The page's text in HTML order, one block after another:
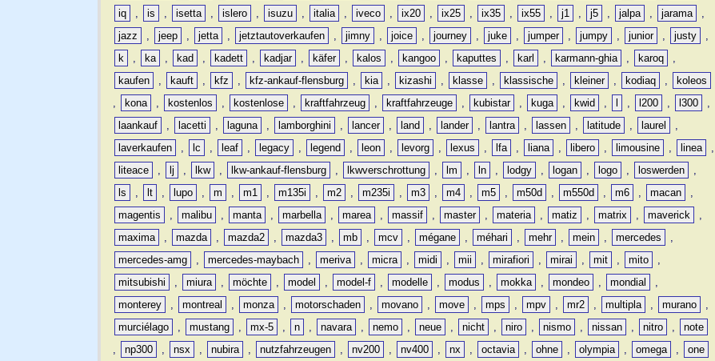
iq
, is , isetta , islero , isuzu , italia , iveco , ix20 , ix25 , ix35 , ix55 , j1 , j5 , jalpa , jarama
,
jazz
, jeep , jetta , jetztautoverkaufen , jimny , joice , journey , juke , jumper , jumpy , junior , justy
,
k
, ka , kad , kadett , kadjar , käfer , kalos , kangoo , kaputtes , karl , karmann-ghia , karoq
,
kaufen
, kauft , kfz , kfz-ankauf-flensburg , kia , kizashi , klasse , klassische , kleiner , kodiaq ,
koleos
,
kona , kostenlos , kostenlose , kraftfahrzeug , kraftfahrzeuge , kubistar , kuga , kwid , , l200 , l300
,
laankauf
, lacetti , laguna , lamborghini , lancer , land , lander , lantra , lassen , latitude , laurel
,
laverkaufen
, lc , leaf , legacy , legend , leon , levorg , lexus , lfa , liana , libero , limousine , linea
,
liteace
, lj , lkw , lkw-ankauf-flensburg , lkwverschrottung , lm , ln , lodgy , logan , logo , loswerden
,
ls
, lt , lupo , m , m1 , m135i , m2 , m235i , m3 , m4 , m5 , m50d , m550d , m6 , macan
,
magentis
, malibu , manta , marbella , marea , massif , master , materia , matiz , matrix , maverick
,
maxima
, mazda , mazda2 , mazda3 , mb , mcv , mégane , méhari , mehr , mein , mercedes
,
mercedes-amg
, mercedes-maybach , meriva , micra , midi , mii , mirafiori , mirai , mit , mito
,
mitsubishi
, miura , möchte , model , model-f , modelle , modus , mokka , mondeo , mondial
,
monterey
, montreal , monza , motorschaden , movano , move , mps , mpv , mr2 , multipla , murano
,
murciélago
, mustang , mx-5 , n , navara , nemo , neue , nicht , niro , nismo , nissan , nitro ,
note
,
np300 , nsx , nubira , nutzfahrzeugen , nv200 , nv400 , nx , octavia , ohne , olympia , omega ,
one